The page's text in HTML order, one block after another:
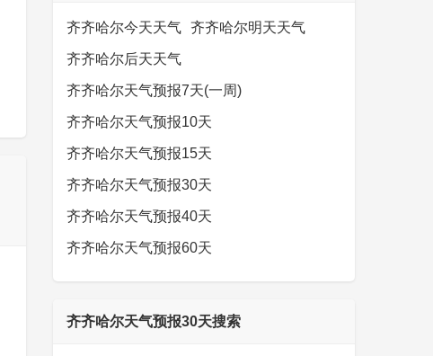
齐齐哈尔今天天气 齐齐哈尔明天天气
齐齐哈尔后天天气
齐齐哈尔天气预报7天(一周)
齐齐哈尔天气预报10天
齐齐哈尔天气预报15天
齐齐哈尔天气预报30天
齐齐哈尔天气预报40天
齐齐哈尔天气预报60天
齐齐哈尔天气预报30天搜索